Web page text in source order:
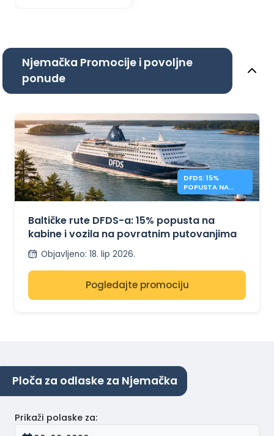
Njemačka Promocije i povoljne
ponude
DFDS: 15%
POPUSTA NA
POVRATNA
BALTIKU
Baltičke rute DFDS-a: 15% popusta na
kabine i vozila na povratnim putovanjima
Objavljeno: 18. lip 2026.
Pogledajte promociju
Ploča za odlaske za Njemačka
Prikaži polaske za: